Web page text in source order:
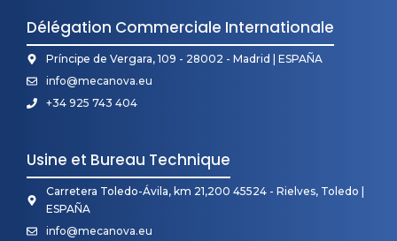
Délégation Commerciale Internationale
Príncipe de Vergara, 109 - 28002 - Madrid | ESPAÑA
info@mecanova.eu
+34 925 743 404
Usine et Bureau Technique
Carretera Toledo-Ávila, km 21,200 45524 - Rielves, Toledo |
ESPAÑA
info@mecanova.eu